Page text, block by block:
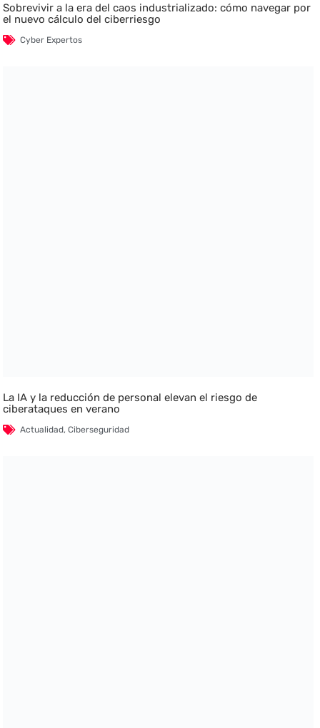
Sobrevivir a la era del caos industrializado: cómo navegar por
el nuevo cálculo del ciberriesgo
Cyber Expertos
La IA y la reducción de personal elevan el riesgo de
ciberataques en verano
Actualidad,Ciberseguridad